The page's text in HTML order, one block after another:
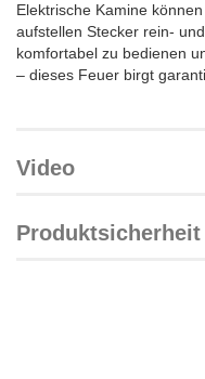
Elektrische Kamine
aufstellen Stecker rein-
komfortabel zu bedienen
– dieses Feuer birgt
Video
Produktsicherheit